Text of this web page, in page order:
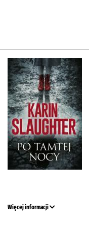
Więcej informacji